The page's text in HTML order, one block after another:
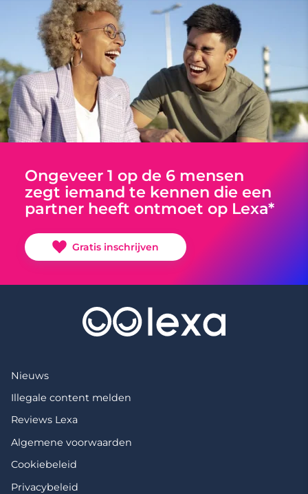
Ongeveer 1 op de 6 mensen
zegt iemand te kennen die een
partner heeft ontmoet op Lexa*
Gratis inschrijven
Nieuws
Illegale content melden
Reviews Lexa
Algemene voorwaarden
Cookiebeleid
Privacybeleid